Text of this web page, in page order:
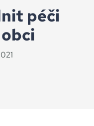
péči